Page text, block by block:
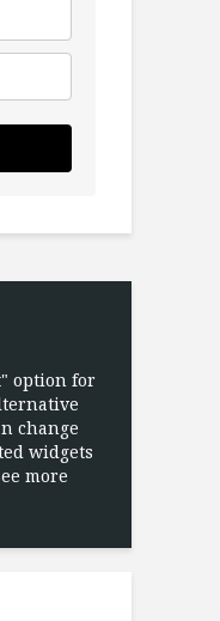
option for
change
widgets
more